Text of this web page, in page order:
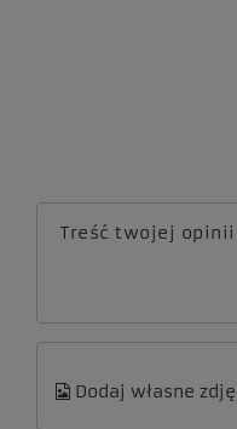
Treść twojej opinii
Dodaj własne